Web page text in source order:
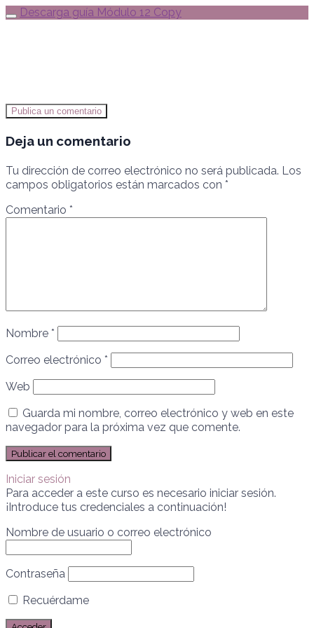
Descarga guía Módulo 12 Copy
Publica un comentario
Deja un comentario
Tu dirección de correo electrónico no será publicada. Los
campos obligatorios están marcados con *
Comentario *
Nombre *
Correo electrónico *
Web
Guarda mi nombre, correo electrónico y web en este
navegador para la próxima vez que comente.
Iniciar sesión
Para acceder a este curso es necesario iniciar sesión.
¡Introduce tus credenciales a continuación!
Nombre de usuario o correo electrónico
Contraseña
Recuérdame